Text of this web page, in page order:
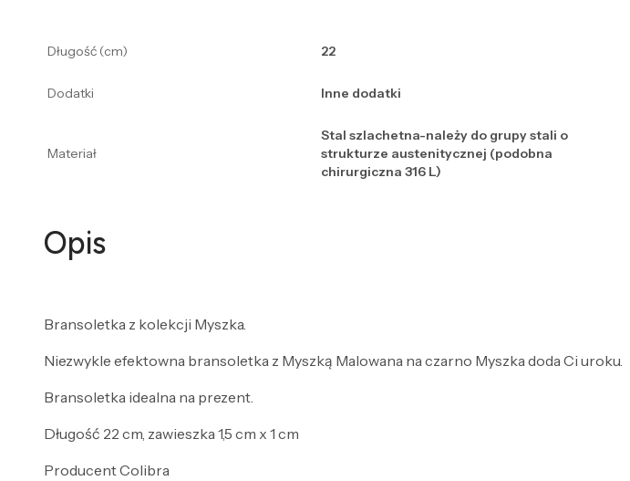
Długość (cm) 22
Dodatki Inne dodatki
Materiał
Stal szlachetna-należy do grupy stali o
strukturze austenitycznej (podobna
chirurgiczna 316 L)
Opis
Bransoletka z kolekcji Myszka.
Niezwykle efektowna bransoletka z Myszką Malowana na czarno Myszka doda Ci uroku.
Bransoletka idealna na prezent.
Długość 22 cm, zawieszka 1,5 cm x 1 cm
Producent Colibra